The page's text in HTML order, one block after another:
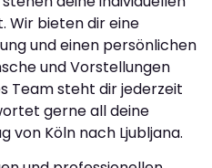
Wir bieten dir eine
und einen persönlichen
und Vorstellungen
Team steht dir jederzeit
gerne all deine
von Köln nach Ljubljana.